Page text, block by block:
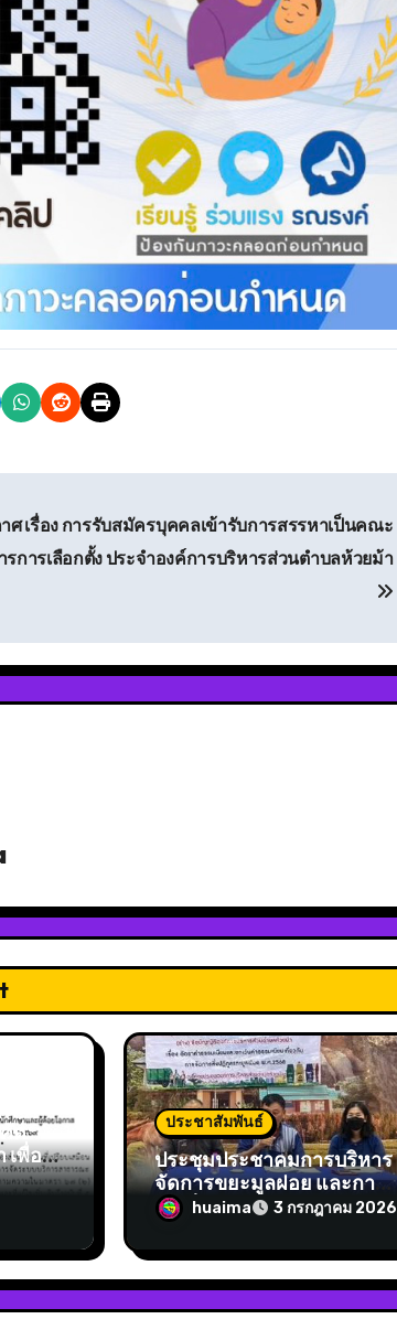
ศ เรื่อง การรับสมัครบุคคลเข้ารับการสรรหาเป็นคณะ
รการเลือกตั้ง ประจำองค์การบริหารส่วนตำบลห้วยม้า
ด
เพื่อ
ม
กษา
าร
ศ.
ประชาสัมพันธ์
ประชุมประชาคมการบริหาร
จัดการขยะมูลฝอย และการ
จัดเก็บค่าธรรมเนียมขยะ หมู่
3 ,11,13,14
huaima 3 กรกฎาคม 2026